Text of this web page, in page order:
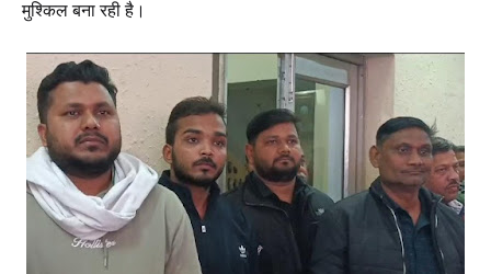
मुश्किल बना रही है।